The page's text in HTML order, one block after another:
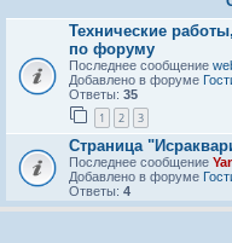
Технические
по форуму
Последнее сообщение
Добавлено в форуме
Ответы: 35
1 2 3
Страница
Последнее сообщение
Добавлено в форуме
Ответы: 4